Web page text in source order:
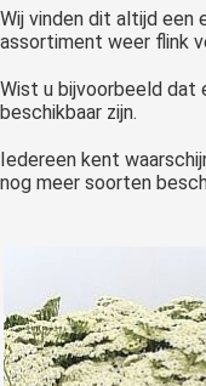
Wij vinden dit altijd een
assortiment weer flink
Wist u bijvoorbeeld dat
beschikbaar zijn.
Iedereen kent
nog meer soorten